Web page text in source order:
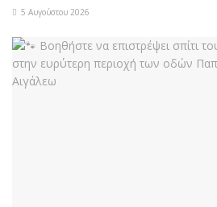
5 Αυγούστου 2026